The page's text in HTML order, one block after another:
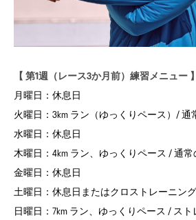
【 第1週（レース3か月前）練習メニュー 】
月曜日： 休息日
火曜日： 3km ラン（ゆっくりペース）/ 通
水曜日： 休息日
木曜日： 4km ラン、ゆっくりペース / 通
金曜日： 休息日
土曜日： 休息日またはクロストレーニング
日曜日： 7km ラン、ゆっくりペース / ス